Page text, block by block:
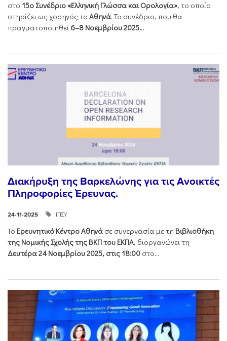
στο 15ο Συνέδριο «Ελληνική Γλώσσα και Ορολογία», το οποίο
στηρίζει ως χορηγός το Αθηνά. Το συνέδριο, που θα
πραγματοποιηθεί 6–8 Νοεμβρίου 2025...
Διακήρυξη της Βαρκελώνης για τις Ανοικτές
Πληροφορίες Έρευνας.
24-11-2025 ΙΠΣΥ
Το Ερευνητικό Κέντρο Αθηνά σε συνεργασία με τη Βιβλιοθήκη
της Νομικής Σχολής της ΒΚΠ του ΕΚΠΑ, διοργανώνει τη
Δευτέρα 24 Νοεμβρίου 2025, στις 18:00 στο...